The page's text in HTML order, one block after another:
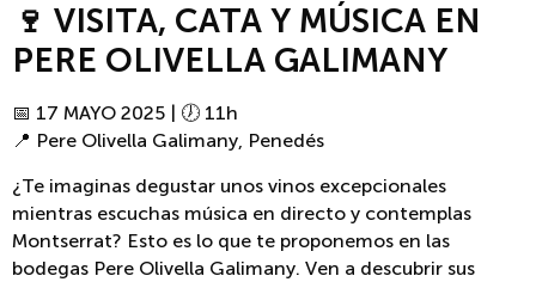
🍷 VISITA, CATA Y MÚSICA EN
PERE OLIVELLA GALIMANY
📅 17 MAYO 2025 | 🕖 11h
📍 Pere Olivella Galimany, Penedés
¿Te imaginas degustar unos vinos excepcionales
mientras escuchas música en directo y contemplas
Montserrat? Esto es lo que te proponemos en las
bodegas Pere Olivella Galimany. Ven a descubrir sus